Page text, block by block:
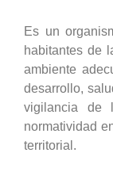
Es un
habitantes de
ambiente
desarrollo,
vigilancia de
normatividad
territorial.